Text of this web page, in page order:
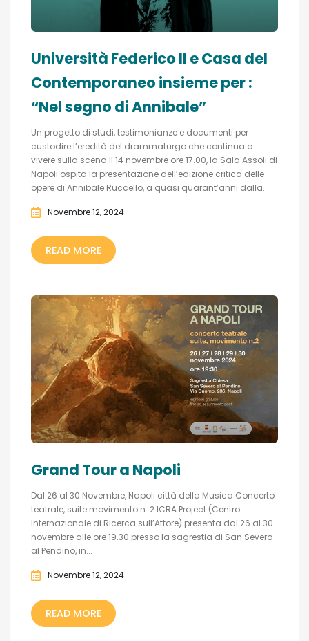
Università Federico II e Casa del
Contemporaneo insieme per :
“Nel segno di Annibale”
Un progetto di studi, testimonianze e documenti per
custodire l’eredità del drammaturgo che continua a
vivere sulla scena Il 14 novembre ore 17.00, la Sala Assoli di
Napoli ospita la presentazione dell’edizione critica delle
opere di Annibale Ruccello, a quasi quarant’anni dalla...
Novembre 12, 2024
READ MORE
Grand Tour a Napoli
Dal 26 al 30 Novembre, Napoli città della Musica Concerto
teatrale, suite movimento n. 2 ICRA Project (Centro
Internazionale di Ricerca sull’Attore) presenta dal 26 al 30
novembre alle ore 19.30 presso la sagrestia di San Severo
al Pendino, in...
Novembre 12, 2024
READ MORE